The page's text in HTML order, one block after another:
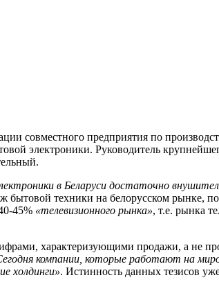
совместного предприятия по
электроники. Руководитель
в Беларуси достаточно
техники на белорусском рынке, по
45% «телевизионного рынка», т.е. рынка
характеризующими продажи, а не
компании, которые работают на
холдинги». Истинность данных тезисов